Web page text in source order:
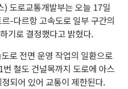
) 도로교통개발부는 오늘 17일
-다르항 고속도로 일부 구간의
기로 결정했다고 밝혔다.
로 전면 운영 작업의 일환으로
철도 건널목까지 도로에 아스
되어 있어 교통이 제한된다.